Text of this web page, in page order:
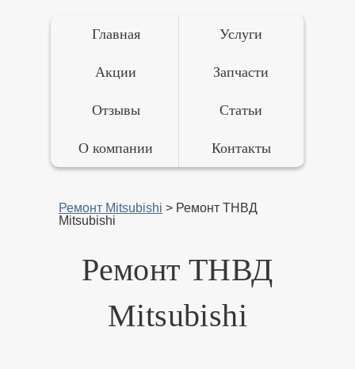
Главная
Акции
Услуги
Запчасти
Отзывы Статьи
О компании Контакты
Ремонт Mitsubishi > Ремонт ТНВД
Mitsubishi
Ремонт ТНВД
Mitsubishi